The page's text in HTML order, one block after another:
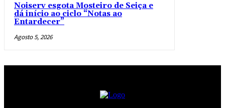
Noiserv esgota Mosteiro de Seiça e
dá início ao ciclo “Notas ao
Entardecer”
Agosto 5, 2026